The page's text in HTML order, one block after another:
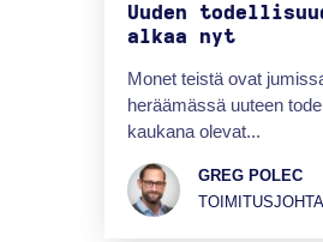
Uuden
alkaa nyt
Monet teistä ovat
heräämässä uuteen
kaukana olevat...
GREG POLEC